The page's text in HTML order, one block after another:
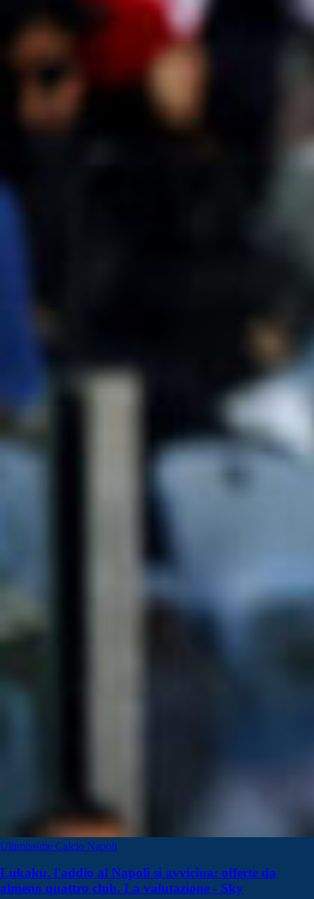
Ultimissime Calcio Napoli
Lukaku, l'addio al Napoli si avvicina: offerte da
almeno quattro club. La valutazione - Sky